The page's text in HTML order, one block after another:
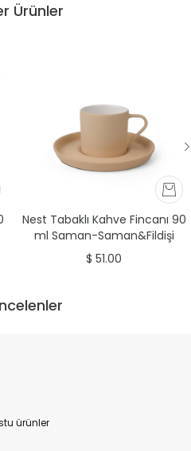
ürünler
Ürünler
Nest Tabaklı Kahve Fincanı 90
ml Saman-Saman&Fildişi
$ 51.00